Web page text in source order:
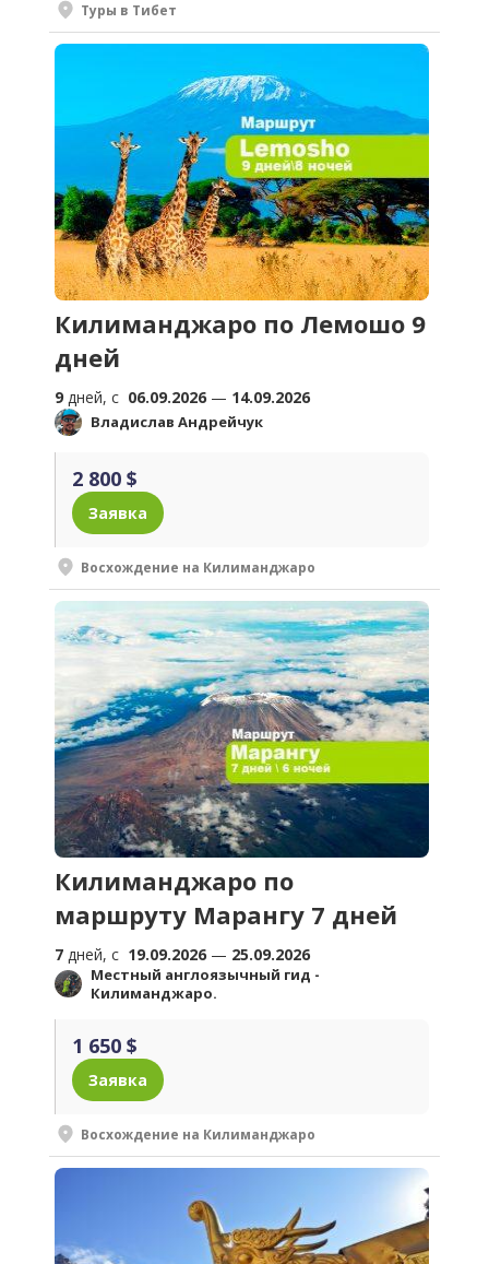
Туры в Тибет
Килиманджаро по Лемошо 9
дней
9 дней, c 06.09.2026 — 14.09.2026
Владислав Андрейчук
2 800 $
Заявка
Восхождение на Килиманджаро
Килиманджаро по
маршруту Марангу 7 дней
7 дней, c 19.09.2026 — 25.09.2026
Местный англоязычный гид -
Килиманджаро.
1 650 $
Заявка
Восхождение на Килиманджаро